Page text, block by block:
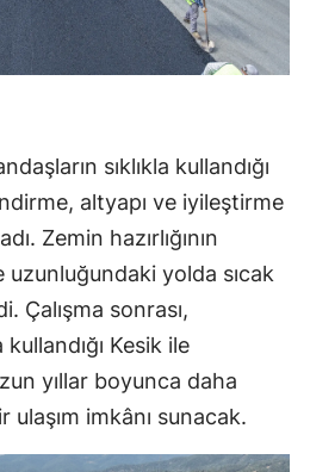
sıklıkla kullandığı
altyapı ve iyileştirme
Zemin hazırlığının
uzunluğundaki yolda sıcak
Çalışma sonrası,
kullandığı Kesik ile
yıllar boyunca daha
imkânı sunacak.